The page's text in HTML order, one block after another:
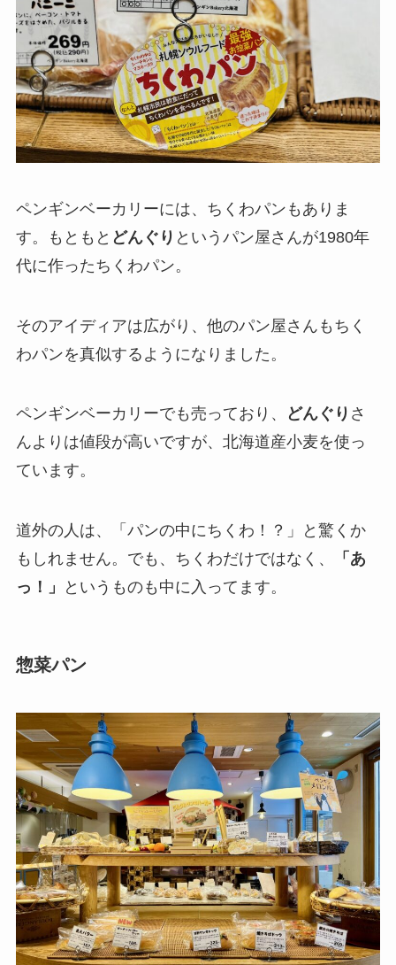
ペンギンベーカリーには、ちくわパンもありま
す。もともと どんぐり というパン屋さんが1980年
代に作ったちくわパン。
そのアイディアは広がり、他のパン屋さんもちく
わパンを真似するようになりました。
ペンギンベーカリーでも売っており、 どんぐり さ
んよりは値段が高いですが、北海道産小麦を使っ
ています。
道外の人は、「パンの中にちくわ！？」と驚くか
もしれません。でも、ちくわだけではなく、
「あ
っ！」
というものも中に入ってます。
惣菜パン